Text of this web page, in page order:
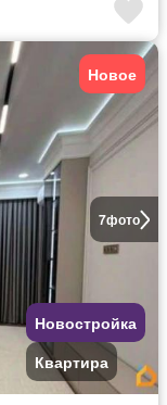
7фото
Новое
Новостройка
Квартира